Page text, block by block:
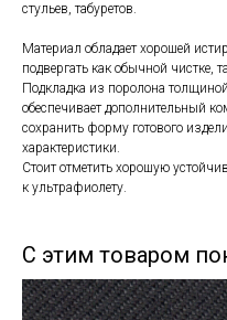
стульев, табуретов.
Материал обладает хорошей
подвергать как обычной чистке,
Подкладка из поролона
обеспечивает дополнительный
сохранить форму готового
характеристики.
Стоит отметить хорошую
к ультрафиолету.
С этим товаром